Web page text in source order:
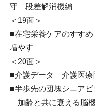
守 段差解消機編
＜19面＞
■在宅栄養ケアのすす
増やす
＜20面＞
■介護データ 介護医療
■半歩先の団塊シニア
加齢と共に衰える脳